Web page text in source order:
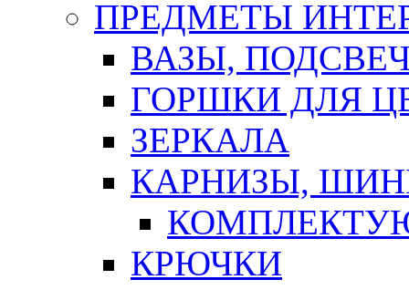
ПРЕДМЕТЫ
ВАЗЫ,
ГОРШКИ ДЛЯ
ЗЕРКАЛА
КАРНИЗЫ,
КРЮЧКИ